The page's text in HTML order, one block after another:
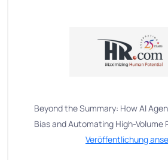
Beyond the Summary: How AI
Bias and Automating High-Volume
Veröffentlichung